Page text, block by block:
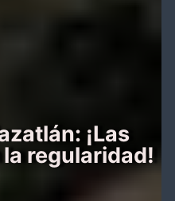
¡Las
la regularidad!